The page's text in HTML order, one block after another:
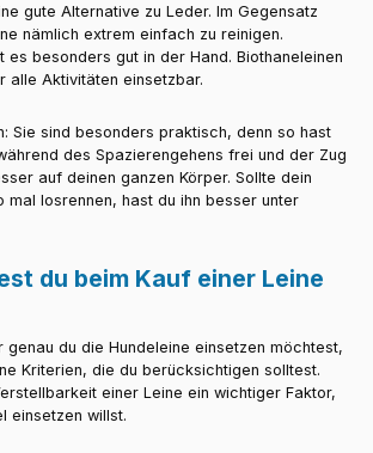
gute Alternative zu Leder. Im Gegensatz
nämlich extrem einfach zu reinigen.
es besonders gut in der Hand. Biothaneleinen
alle Aktivitäten einsetzbar.
Sie sind besonders praktisch, denn so hast
des Spazierengehens frei und der Zug
auf deinen ganzen Körper. Sollte dein
mal losrennen, hast du ihn besser unter
du beim Kauf einer Leine
du die Hundeleine einsetzen möchtest,
Kriterien, die du berücksichtigen solltest.
einer Leine ein wichtiger Faktor,
einsetzen willst.